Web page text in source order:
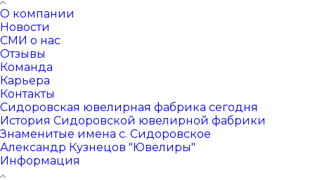
О компании
Новости
СМИ о нас
Отзывы
Команда
Карьера
Контакты
Сидоровская ювелирная фабрика сегодня
История Сидоровской ювелирной фабрики
Знаменитые имена с. Сидоровское
Александр Кузнецов "Ювелиры"
Информация